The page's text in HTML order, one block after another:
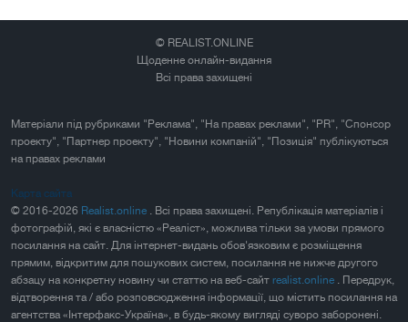
© REALIST.ONLINE
Щоденне онлайн-видання
Всі права захищені
Матеріали під рубриками "Реклама", "На правах реклами", "PR", "Спонсор
проекту", "Партнер проекту", "Новини компаній", "Позиція" публікуються
на правах реклами
Карта сайта
© 2016-2026 Realist.online . Всі права захищені. Републікація матеріалів і
фотографій, які є власністю «Реаліст», можлива тільки за умови прямого
посилання на сайт. Для інтернет-видань обов'язковим є розміщення
прямим, відкритим для пошукових систем, посилання не нижче другого
абзацу на конкретну новину чи статтю на веб-сайт realist.online . Передрук,
відтворення та / або розповсюдження інформації, що містить посилання на
агентства «Інтерфакс-Україна», в будь-якому вигляді суворо заборонені.